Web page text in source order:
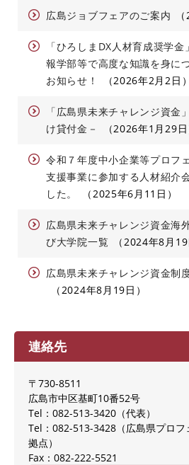
広島ジョブフェアのご案内
「ひろしまDX人材育成奨学
報学部等で高度な知識を身に
お知らせ！
2026年2月2日
「広島県未来チャレンジ資金
け貸付金－
2026年1月29日
令和７年度中小企業等プロフ
支援事業に参加する人材紹介
した。
2025年6月11日
広島県未来チャレンジ資金海
び大学院一覧
2024年8月19
広島県未来チャレンジ資金制
2024年8月19日
連絡先
〒730-8511
広島市中区基町10番52号
Tel：082-513-3420
代表
Tel：082-513-3428
広島県プロ
拠点
Fax：082-222-5521